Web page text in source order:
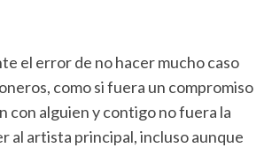
el error de no hacer mucho caso
como si fuera un compromiso
con alguien y contigo no fuera la
al artista principal, incluso aunque